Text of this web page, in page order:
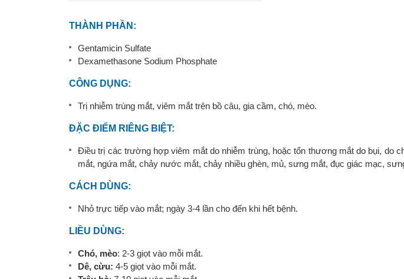
THÀNH PHẦN:
Gentamicin Sulfate
Dexamethasone Sodium Phosphate
CÔNG DỤNG:
Trị nhiễm trùng mắt, viêm mắt trên bồ câu, gia cầm, chó, mèo.
ÐẶC ÐIỂM RIÊNG BIỆT:
Điều trị các trường hợp viêm mắt do nhiễm trùng, hoặc tổn thương mắt do bụi, do
mắt, ngứa mắt, chảy nước mắt, chảy nhiều ghèn, mủ, sưng mắt, đục giác mạc,
CÁCH DÙNG:
Nhỏ trực tiếp vào mắt; ngày 3-4 lần cho đến khi hết bệnh.
LIỀU DÙNG:
Chó, mèo: 2-3 giọt vào mỗi mắt.
Dê, cừu: 4-5 giọt vào mỗi mắt.